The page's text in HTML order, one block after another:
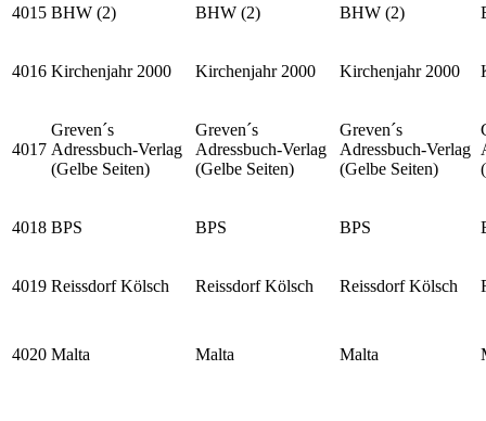
4015 BHW (2) BHW (2) BHW (2)
4016 Kirchenjahr 2000 Kirchenjahr 2000 Kirchenjahr 2000
4017
Greven´s
Adressbuch-Verlag
(Gelbe Seiten)
Greven´s
Adressbuch-Verlag
(Gelbe Seiten)
Greven´s
Adressbuch-Verlag
(Gelbe Seiten)
4018 BPS BPS BPS
4019 Reissdorf Kölsch Reissdorf Kölsch Reissdorf Kölsch
4020 Malta Malta Malta